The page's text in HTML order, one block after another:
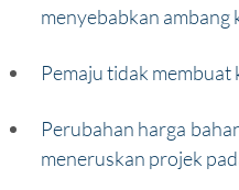
menyebabkan ambang
Pemaju tidak
Perubahan harga
meneruskan projek